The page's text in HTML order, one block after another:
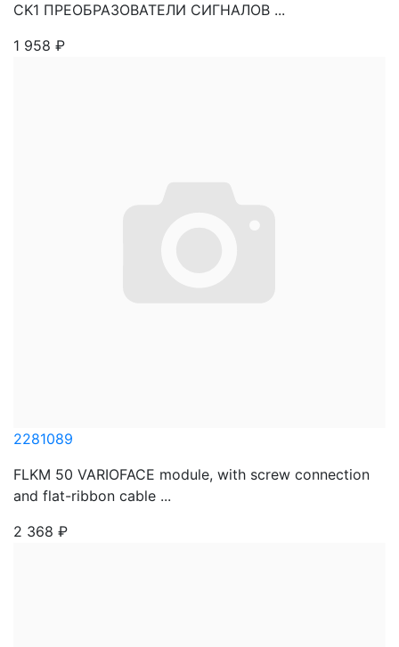
CK1 ПРЕОБРАЗОВАТЕЛИ СИГНАЛОВ ...
1 958 ₽
2281089
FLKM 50 VARIOFACE module, with screw connection
and flat-ribbon cable ...
2 368 ₽